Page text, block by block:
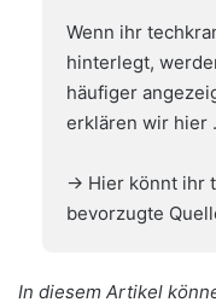
Wenn ihr
hinterlegt,
häufiger
erklären wir hier .
→ Hier könnt ihr
bevorzugte
In diesem Artikel